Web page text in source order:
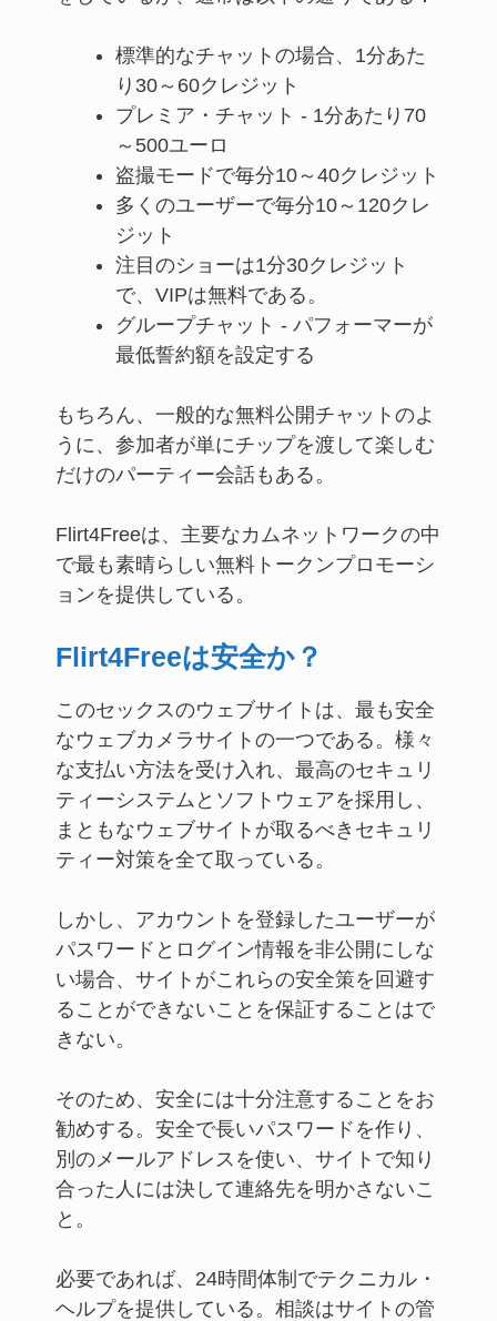
標準的なチャットの場合、1分あた
り30～60クレジット
プレミア・チャット - 1分あたり70
～500ユーロ
盗撮モードで毎分10～40クレジット
多くのユーザーで毎分10～120クレ
ジット
注目のショーは1分30クレジット
で、VIPは無料である。
グループチャット - パフォーマーが
最低誓約額を設定する
もちろん、一般的な無料公開チャットのよ
うに、参加者が単にチップを渡して楽しむ
だけのパーティー会話もある。
Flirt4Freeは、主要なカムネットワークの中
で最も素晴らしい無料トークンプロモーシ
ョンを提供している。
Flirt4Freeは安全か？
このセックスのウェブサイトは、最も安全
なウェブカメラサイトの一つである。様々
な支払い方法を受け入れ、最高のセキュリ
ティーシステムとソフトウェアを採用し、
まともなウェブサイトが取るべきセキュリ
ティー対策を全て取っている。
しかし、アカウントを登録したユーザーが
パスワードとログイン情報を非公開にしな
い場合、サイトがこれらの安全策を回避す
ることができないことを保証することはで
きない。
そのため、安全には十分注意することをお
勧めする。安全で長いパスワードを作り、
別のメールアドレスを使い、サイトで知り
合った人には決して連絡先を明かさないこ
と。
必要であれば、24時間体制でテクニカル・
ヘルプを提供している。相談はサイトの管